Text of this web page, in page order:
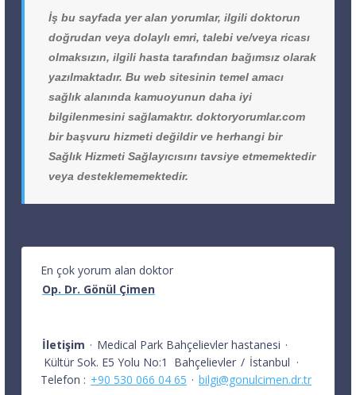
İş bu sayfada yer alan yorumlar, ilgili doktorun
doğrudan veya dolaylı emri, talebi ve/veya ricası
olmaksızın, ilgili hasta tarafından bağımsız olarak
yazılmaktadır. Bu web sitesinin temel amacı
sağlık alanında kamuoyunun daha iyi
bilgilenmesini sağlamaktır. doktoryorumlar.com
bir başvuru hizmeti değildir ve herhangi bir
Sağlık Hizmeti Sağlayıcısını tavsiye etmemektedir
veya desteklememektedir.
En çok yorum alan doktor
Op. Dr. Gönül Çimen
İletişim · Medical Park Bahçelievler hastanesi ·
Kültür Sok. E5 Yolu No:1
Bahçelievler / İstanbul ·
Telefon : +90 530 066 04 65 · bilgi@gonulcimen.dr.tr